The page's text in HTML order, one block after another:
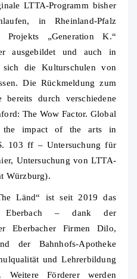
LTTA-Programm bisher
in Rheinland-Pfalz
„Generation K.“
ausgebildet und auch in
sich die Kulturschulen von
Die Rückmeldung zum
durch verschiedene
The Wow Factor. Global
the impact of the arts in
103 ff – Untersuchung für
Untersuchung von LTTA-
Würzburg).
Länd“ ist seit 2019 das
Eberbach – dank der
Eberbacher Firmen Dilo,
der Bahnhofs-Apotheke
und Lehrerbildung
Weitere Förderer werden